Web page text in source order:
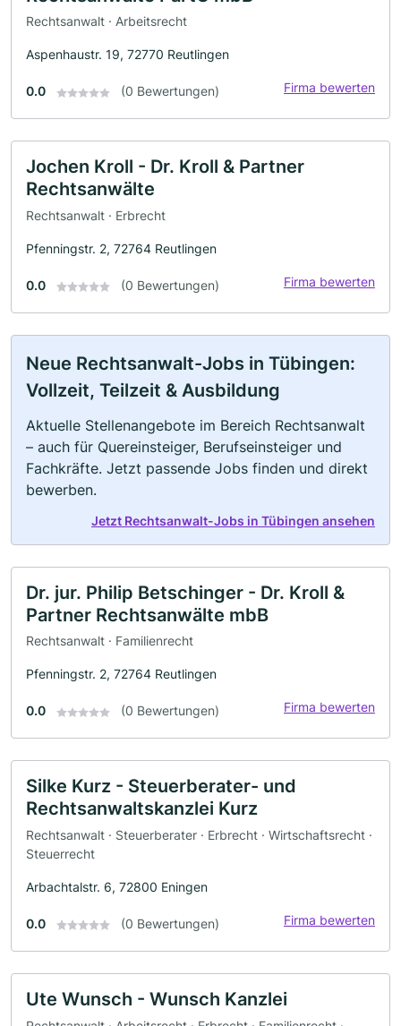
Rechtsanwalt · Arbeitsrecht
Aspenhaustr. 19, 72770 Reutlingen
0.0 (0 Bewertungen) Firma bewerten
Jochen Kroll - Dr. Kroll & Partner
Rechtsanwälte
Rechtsanwalt · Erbrecht
Pfenningstr. 2, 72764 Reutlingen
0.0 (0 Bewertungen) Firma bewerten
Neue Rechtsanwalt-Jobs in Tübingen:
Vollzeit, Teilzeit & Ausbildung
Aktuelle Stellenangebote im Bereich Rechtsanwalt
– auch für Quereinsteiger, Berufseinsteiger und
Fachkräfte. Jetzt passende Jobs finden und direkt
bewerben.
Jetzt Rechtsanwalt-Jobs in Tübingen ansehen
Dr. jur. Philip Betschinger - Dr. Kroll &
Partner Rechtsanwälte mbB
Rechtsanwalt · Familienrecht
Pfenningstr. 2, 72764 Reutlingen
0.0 (0 Bewertungen) Firma bewerten
Silke Kurz - Steuerberater- und
Rechtsanwaltskanzlei Kurz
Rechtsanwalt · Steuerberater · Erbrecht · Wirtschaftsrecht ·
Steuerrecht
Arbachtalstr. 6, 72800 Eningen
0.0 (0 Bewertungen) Firma bewerten
Ute Wunsch - Wunsch Kanzlei